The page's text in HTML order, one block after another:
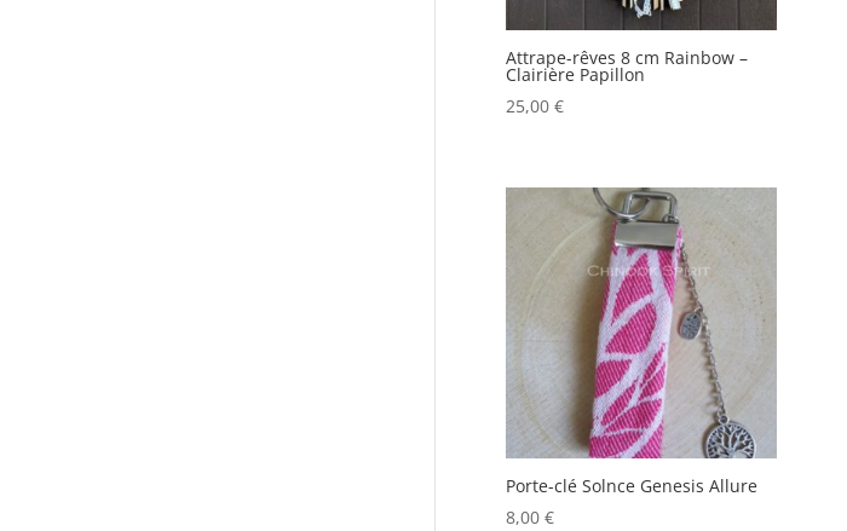
Attrape-rêves 8 cm Rainbow –
Clairière Papillon
25,00 €
Porte-clé Solnce Genesis Allure
8,00 €